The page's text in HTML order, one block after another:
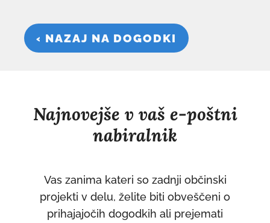
‹ NAZAJ NA DOGODKI
Najnovejše v vaš e-poštni
nabiralnik
Vas zanima kateri so zadnji občinski
projekti v delu, želite biti obveščeni o
prihajajočih dogodkih ali prejemati